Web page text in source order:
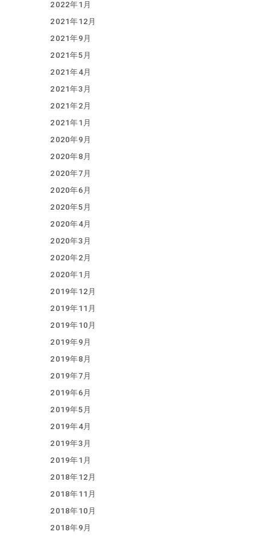
2022年1月
2021年12月
2021年9月
2021年5月
2021年4月
2021年3月
2021年2月
2021年1月
2020年9月
2020年8月
2020年7月
2020年6月
2020年5月
2020年4月
2020年3月
2020年2月
2020年1月
2019年12月
2019年11月
2019年10月
2019年9月
2019年8月
2019年7月
2019年6月
2019年5月
2019年4月
2019年3月
2019年1月
2018年12月
2018年11月
2018年10月
2018年9月